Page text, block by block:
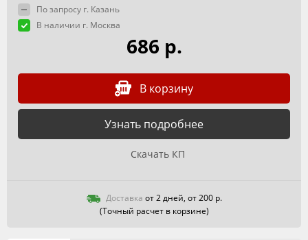
По запросу г. Казань
В наличии г. Москва
686 р.
В корзину
Узнать подробнее
Скачать КП
Доставка от 2 дней, от 200 р.
(Точный расчет в корзине)